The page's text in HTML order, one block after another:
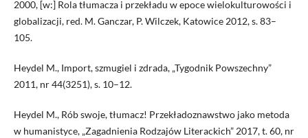
2000, [w:] Rola tłumacza i przekładu w epoce wielokulturowości i
globalizacji, red. M. Ganczar, P. Wilczek, Katowice 2012, s. 83–
105.
Heydel M., Import, szmugiel i zdrada, „Tygodnik Powszechny”
2011, nr 44(3251), s. 10–12.
Heydel M., Rób swoje, tłumacz! Przekładoznawstwo jako metoda
w humanistyce, „Zagadnienia Rodzajów Literackich” 2017, t. 60, nr